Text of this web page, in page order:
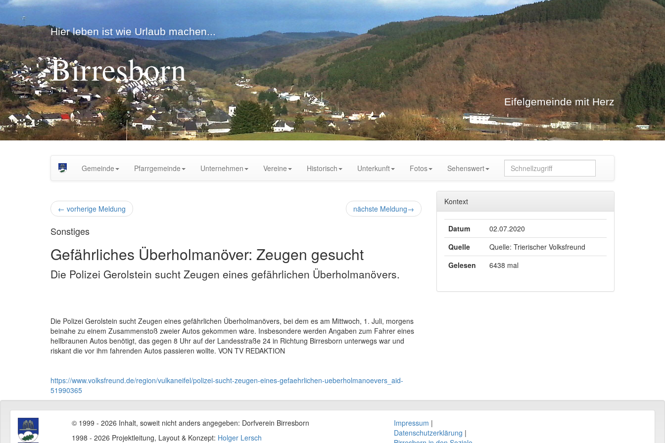
Hier leben ist wie Urlaub machen...
Birresborn
Eifelgemeinde mit Herz
Gemeinde Pfarrgemeinde Unternehmen Vereine Historisch Unterkunft Fotos Sehenswert
← vorherige Meldung nächste Meldung→
Sonstiges
Gefährliches Überholmanöver: Zeugen gesucht
Die Polizei Gerolstein sucht Zeugen eines gefährlichen Überholmanövers.
Die Polizei Gerolstein sucht Zeugen eines gefährlichen Überholmanövers, bei dem es am Mittwoch, 1. Juli, morgens
beinahe zu einem Zusammenstoß zweier Autos gekommen wäre. Insbesondere werden Angaben zum Fahrer eines
hellbraunen Autos benötigt, das gegen 8 Uhr auf der Landesstraße 24 in Richtung Birresborn unterwegs war und
riskant die vor ihm fahrenden Autos passieren wollte. VON TV REDAKTION
https://www.volksfreund.de/region/vulkaneifel/polizei-sucht-zeugen-eines-gefaehrlichen-ueberholmanoevers_aid-
51990365
Kontext
Datum
02.07.2020
Quelle
Quelle: Trierischer Volksfreund
Gelesen
6438 mal
© 1999 - 2026 Inhalt, soweit nicht anders angegeben: Dorfverein Birresborn
1998 - 2026 Projektleitung, Layout & Konzept: Holger Lersch
Impressum |
Datenschutzerklärung |